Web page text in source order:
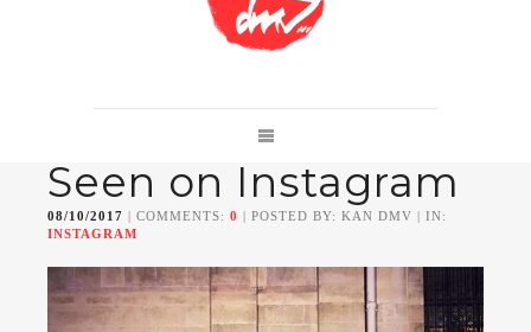
Member of
Da Mental Vaporz
[ BOM.K BLO BRUSK GRIS1ISOJAWS KAN
LEK SOWAT]
Seen on Instagram
08/10/2017 | COMMENTS: 0 | POSTED BY: KAN DMV | IN:
INSTAGRAM